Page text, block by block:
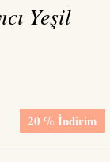
Yeşil
%
20 İndirim